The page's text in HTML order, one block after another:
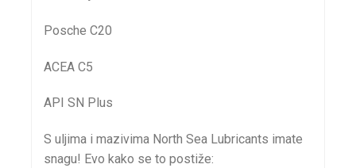
Posche C20
ACEA C5
API SN Plus
S uljima i mazivima North Sea Lubricants imate
snagu! Evo kako se to postiže: